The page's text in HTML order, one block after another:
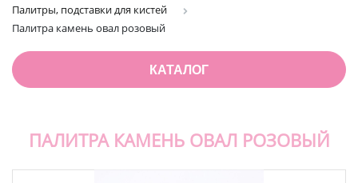
Палитры, подставки для кистей
Палитра камень овал розовый
КАТАЛОГ
ПАЛИТРА КАМЕНЬ ОВАЛ РОЗОВЫЙ